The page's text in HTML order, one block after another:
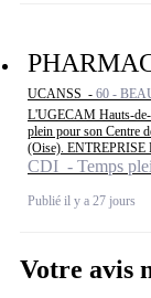
UCANSS - 60 -
L'UGECAM Hauts-de-
plein pour son Centre
(Oise). ENTREPRISE
CDI - Temps
Publié il y a 27 jours
Votre avis